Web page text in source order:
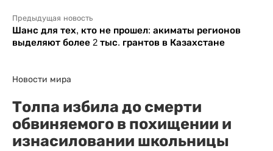
Предыдущая новость
Шанс для тех, кто не прошел: акиматы регионов
выделяют более 2 тыс. грантов в Казахстане
Новости мира
Толпа избила до смерти
обвиняемого в похищении и
изнасиловании школьницы